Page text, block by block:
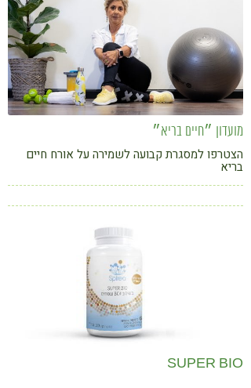
מועדון ״חיים בריא״
הצטרפו למסגרת קבועה לשמירה על אורח חיים
בריא
SUPER BIO